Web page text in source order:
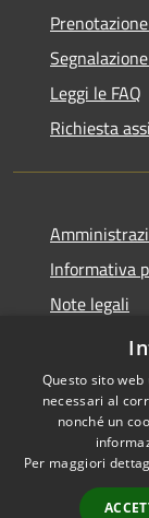
Leggi le FAQ
Richiesta
Informativa
Note legali
Accessibilità
Questo sito
necessari al
nonché un
Per maggiori